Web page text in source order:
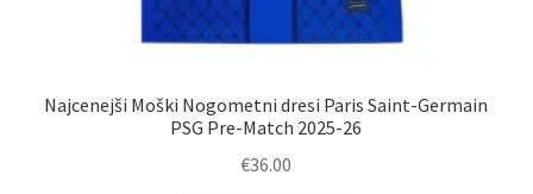
Najcenejši Moški Nogometni dresi Paris Saint-Germain
PSG Pre-Match 2025-26
€36.00